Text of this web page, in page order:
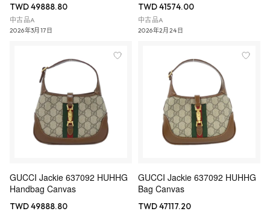
TWD 49888.80
中古品A
2026年3月17日
TWD 41574.00
中古品A
2026年2月24日
GUCCI Jackie 637092 HUHHG
Handbag Canvas
TWD 49888.80
GUCCI Jackie 637092 HUHHG
Bag Canvas
TWD 47117.20